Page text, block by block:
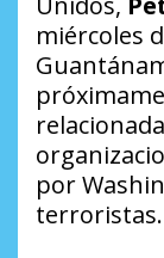
miércoles
por
terroristas.